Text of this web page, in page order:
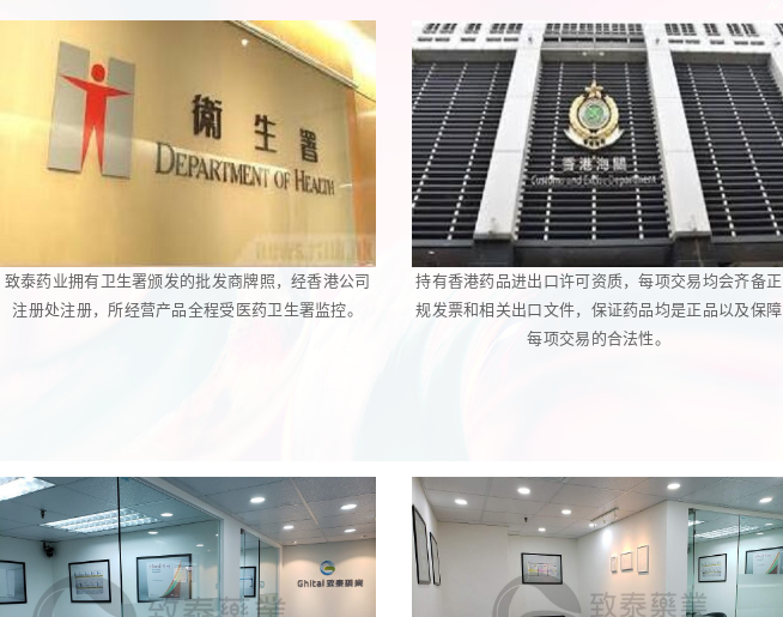
致泰药业拥有卫生署颁发的批发商牌照，经香港公司
注册处注册，所经营产品全程受医药卫生署监控。
持有香港药品进出口许可资质，每项交易均会齐备正
规发票和相关出口文件，保证药品均是正品以及保障
每项交易的合法性。